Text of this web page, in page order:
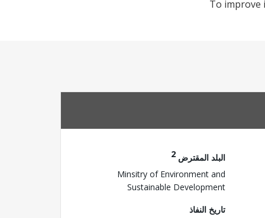
To improve
البلد المقترض 2
Minsitry of Environment and
Sustainable Development
تاريخ النفاذ